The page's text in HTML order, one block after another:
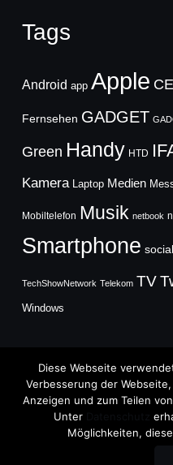
Tags
Android app Apple
Fernsehen GADGET
Green Handy HTD
Kamera Laptop Medien
Mobiltelefon Musik netbook
Smartphone
TechShowNetwork Telekom TV
Windows
Copyright © 2026
TechFieber Blog
Diese Webseite
Verbesserung der
Anzeigen und zum Teilen
Unter
Möglichkeiten,